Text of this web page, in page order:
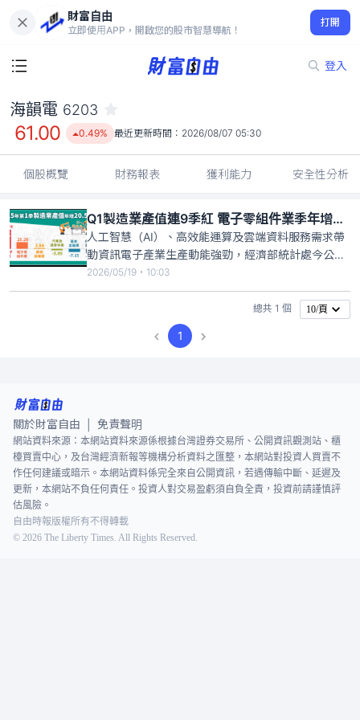
財富自由
立即使用APP，開啟您的股市智慧導航！
打開
登入
61.00
0.49%
海韻電 6203
61.00 0.49% 最近更新時間： 2026/08/07 05:30
個股概覽 財務報表 獲利能力 安全性分析
Q1製造業產值連9季紅 電子零組件業季年增25％
人工智慧（AI）、高效能運算及雲端資料服務需求帶
動資訊電子產業生產動能強勁，經濟部統計處今公
布，今年第1季製造業產值5兆9510億元，季年增
20.58%，也是連續9季正成長。其中，電子零組件業
產值2兆1779億元，季年增25.29%。統計處說明，AI
需求暢旺，推升資訊電子產業生產動能，但部分傳統
2026/05/19・10:03
總共 1 個 10/頁
1
關於財富自由 免責聲明
網站資料來源：本網站資料來源係根據台灣證券交易所、公開資訊觀測站、櫃
檯買賣中心，及台灣經濟新報等機構分析資料之匯整，本網站對投資人買賣不
作任何建議或暗示。本網站資料係完全來自公開資訊，若遇傳輸中斷、延遲及
更新，本網站不負任何責任。投資人對交易盈虧須自負全責，投資前請謹慎評
估風險。
自由時報版權所有不得轉載
© 2026 The Liberty Times. All Rights Reserved.